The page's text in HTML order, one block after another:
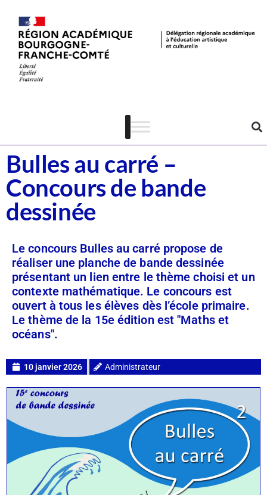
Bulles au carré –
Concours de bande
dessinée
Le concours Bulles au carré propose de
réaliser une planche de bande dessinée
présentant un lien entre le thème choisi et un
contexte mathématique. Le concours est
ouvert à tous les élèves dès l’école primaire.
Le thème de la 15e édition est "Maths et
océans".
10 janvier 2026 Administrateur